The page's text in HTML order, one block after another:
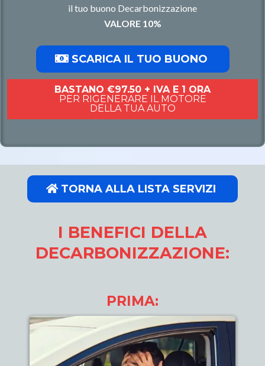
il tuo buono Decarbonizzazione
VALORE 10%
SCARICA IL TUO BUONO
BASTANO €97.50 + IVA E 1 ORA
PER RIGENERARE IL MOTORE
DELLA TUA AUTO
TORNA ALLA LISTA SERVIZI
I BENEFICI DELLA
DECARBONIZZAZIONE:
PRIMA: